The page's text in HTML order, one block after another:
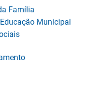
Família
Municipal